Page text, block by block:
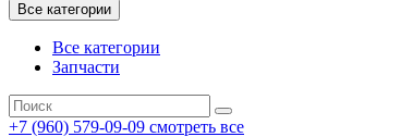
Все категории
Все категории
Запчасти
+7 (960) 579-09-09 смотреть все